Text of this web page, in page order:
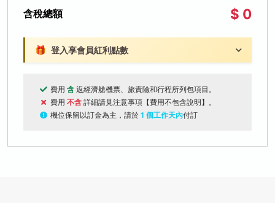
含稅總額 $ 0
🎁 登入享會員紅利點數
費用 含 返經濟艙機票、旅責險和行程所列包項目。
費用 不含 詳細請見注意事項【費用不包含說明】。
機位保留以訂金為主，請於 1 個工作天內付訂